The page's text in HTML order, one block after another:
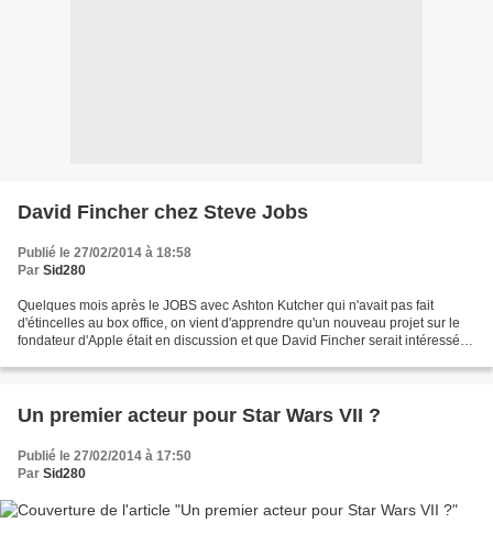
David Fincher chez Steve Jobs
Publié le 27/02/2014 à 18:58
Par Sid280
Quelques mois après le JOBS avec Ashton Kutcher qui n'avait pas fait
d'étincelles au box office, on vient d'apprendre qu'un nouveau projet sur le
fondateur d'Apple était en discussion et que David Fincher serait intéressé.
Un premier acteur pour Star Wars VII ?
Publié le 27/02/2014 à 17:50
Par Sid280